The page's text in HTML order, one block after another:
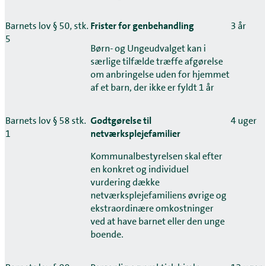
Barnets lov § 50, stk.
5
Frister for genbehandling
Børn- og Ungeudvalget kan i
særlige tilfælde træffe afgørelse
om anbringelse uden for hjemmet
af et barn, der ikke er fyldt 1 år
3 år
Barnets lov § 58 stk.
1
Godtgørelse til
netværksplejefamilier
Kommunalbestyrelsen skal efter
en konkret og individuel
vurdering dække
netværksplejefamiliens øvrige og
ekstraordinære omkostninger
ved at have barnet eller den unge
boende.
4 uger